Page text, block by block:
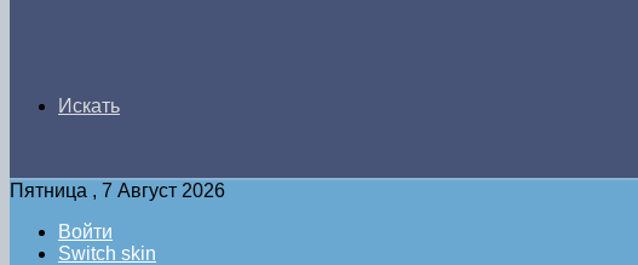
Искать
Пятница , 7 Август 2026
Войти
Switch skin